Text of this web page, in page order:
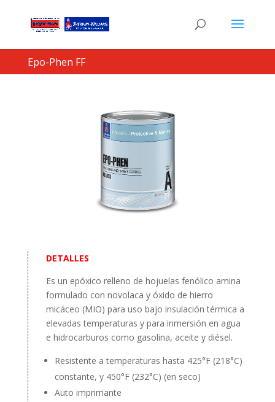
Epo-Phen FF
DETALLES
Es un epóxico relleno de hojuelas fenólico amina
formulado con novolaca y óxido de hierro
micáceo (MIO) para uso bajo insulación térmica a
elevadas temperaturas y para inmersión en agua
e hidrocarburos como gasolina, aceite y diésel.
Resistente a temperaturas hasta 425°F (218°C)
constante, y 450°F (232°C) (en seco)
Auto imprimante